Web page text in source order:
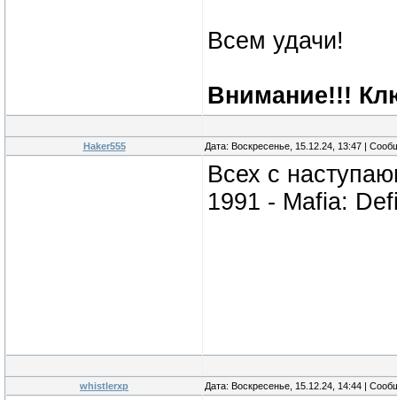
Всем удачи!
Внимание!!!
Haker555 Дата: Воскресенье, 15.12.24, 13:47 |
Всех с
1991 - Mafia:
whistlerxp Дата: Воскресенье, 15.12.24, 14:44 |